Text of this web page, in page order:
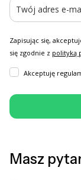
Zapisując się,
się zgodnie z polityką
Akceptuję
Masz